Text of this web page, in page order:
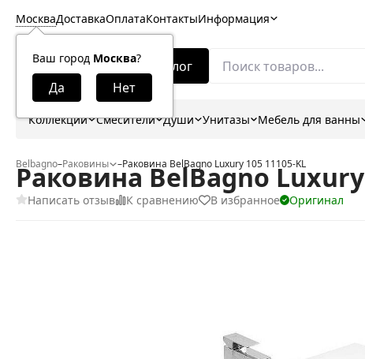
Москва
Ваш город Москва?
ДоставкаОплатаКонтактыИнформация
Каталог
Коллекции Смесители Души Унитазы Мебель для ванны
Belbagno–Раковины –Раковина BelBagno Luxury 105 11105-KL
Раковина BelBagno Luxury
Написать отзыв К сравнению В избранное Оригинал